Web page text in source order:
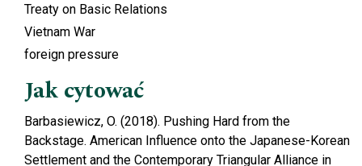
Treaty on Basic Relations
Vietnam War
foreign pressure
Jak cytować
Barbasiewicz, O. (2018). Pushing Hard from the
Backstage. American Influence onto the Japanese-Korean
Settlement and the Contemporary Triangular Alliance in